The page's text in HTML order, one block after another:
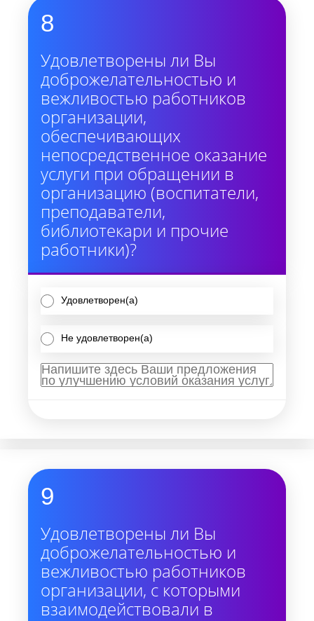
8
Удовлетворены ли Вы
доброжелательностью и
вежливостью работников
организации,
обеспечивающих
непосредственное оказание
услуги при обращении в
организацию (воспитатели,
преподаватели,
библиотекари и прочие
работники)?
Удовлетворен(а)
Не удовлетворен(а)
9
Удовлетворены ли Вы
доброжелательностью и
вежливостью работников
организации, с которыми
взаимодействовали в